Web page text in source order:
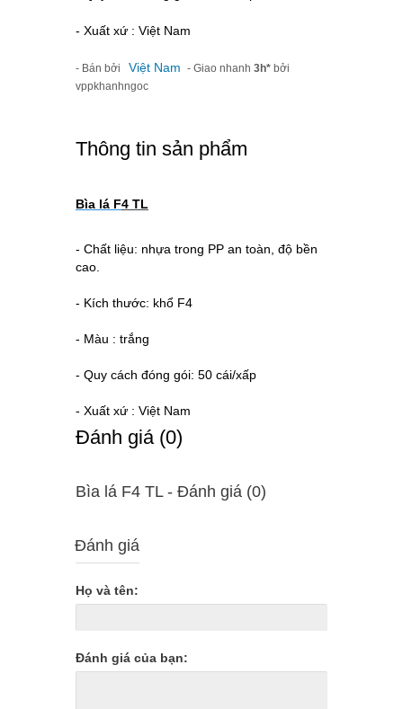
- Xuất xứ : Việt Nam
- Bán bởi Việt Nam - Giao nhanh 3h* bởi
vppkhanhngoc
Thông tin sản phẩm
Bìa lá F4 TL
- Chất liệu: nhựa trong PP an toàn, độ bền
cao.
- Kích thước: khổ F4
- Màu : trắng
- Quy cách đóng gói: 50 cái/xấp
- Xuất xứ : Việt Nam
Ðánh giá (0)
Bìa lá F4 TL - Ðánh giá (0)
Đánh giá
Họ và tên:
Đánh giá của bạn: